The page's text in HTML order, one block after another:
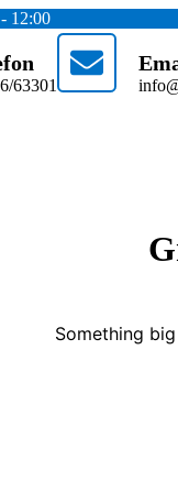
12:00
63301
Something